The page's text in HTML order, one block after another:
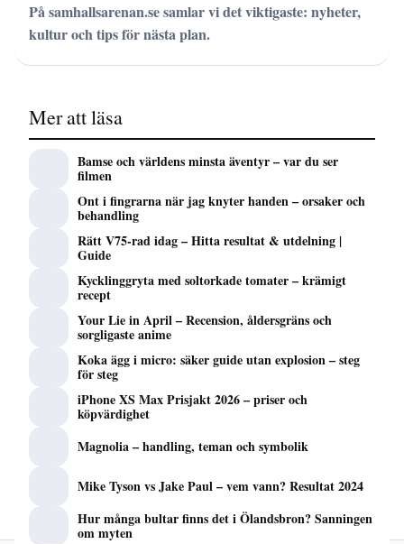
På samhallsarenan.se samlar vi det viktigaste: nyheter,
kultur och tips för nästa plan.
Mer att läsa
Bamse och världens minsta äventyr – var du ser
filmen
Ont i fingrarna när jag knyter handen – orsaker och
behandling
Rätt V75-rad idag – Hitta resultat & utdelning |
Guide
Kycklinggryta med soltorkade tomater – krämigt
recept
Your Lie in April – Recension, åldersgräns och
sorgligaste anime
Koka ägg i micro: säker guide utan explosion – steg
för steg
iPhone XS Max Prisjakt 2026 – priser och
köpvärdighet
Magnolia – handling, teman och symbolik
Mike Tyson vs Jake Paul – vem vann? Resultat 2024
Hur många bultar finns det i Ölandsbron? Sanningen
om myten